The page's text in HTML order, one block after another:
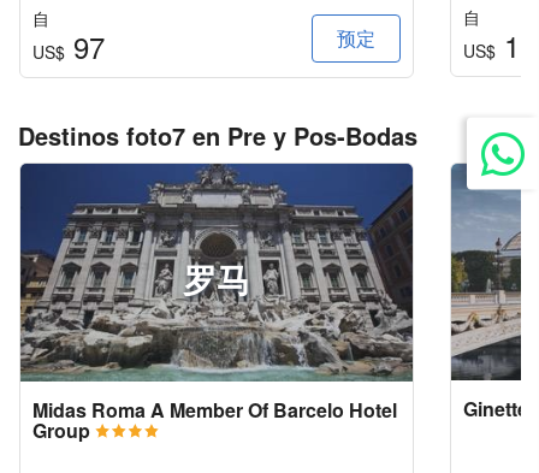
自
US$97 预定
自
US$
Destinos foto7 en Pre y Pos-Bodas
罗马
Midas Roma A Member Of Barcelo Hotel
Group
Ginette